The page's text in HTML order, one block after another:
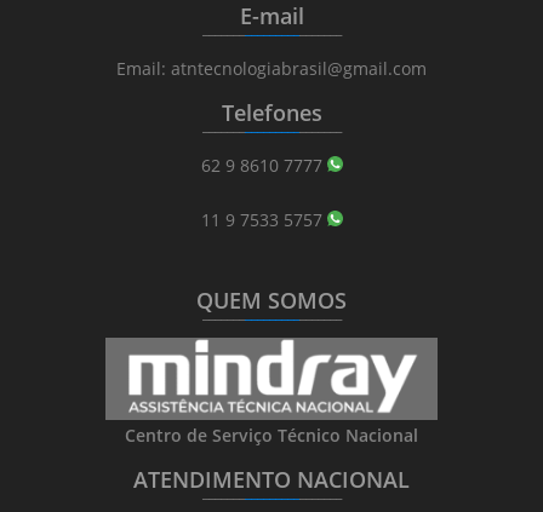
E-mail
_______________________
Email: atntecnologiabrasil@gmail.com
Telefones
_______________________
62 9 8610 7777
11 9 7533 5757
QUEM SOMOS
_______________________
Centro de Serviço Técnico Nacional
ATENDIMENTO NACIONAL
_______________________